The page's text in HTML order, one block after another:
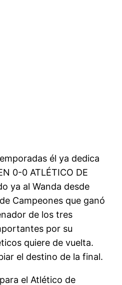
él ya dedica
0-0 ATLÉTICO DE
ya al Wanda desde
Campeones que ganó
de los tres
por su
quiere de vuelta.
el destino de la final.
el Atlético de